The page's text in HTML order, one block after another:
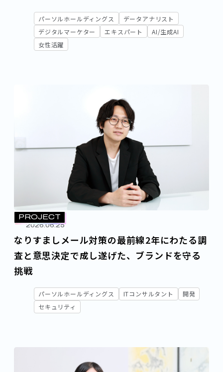
パーソルホールディングス
データアナリスト
デジタルマーケター
エキスパート
AI/生成AI
女性活躍
PROJECT
2026.06.25
なりすましメール対策の最前線――2年にわたる調
査と意思決定で成し遂げた、ブランドを守る
挑戦
パーソルホールディングス ITコンサルタント
開発
セキュリティ